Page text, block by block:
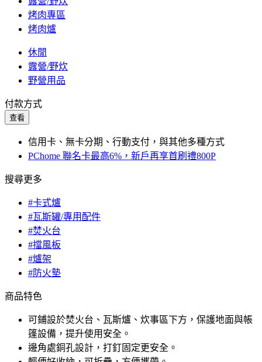
烤肉專區
烤肉爐
休閒
露營/野炊
野營用品
付款方式
查看
信用卡、無卡分期、行動支付，與其他多種方式
PChome 聯名卡最高6%，新戶再享首刷禮800P
搜尋更多
#卡式爐
#瓦斯罐/專用配件
#焚火台
#擋風板
#爐架
#防火墊
商品特色
可鋪設於焚火台、瓦斯爐、炊事區下方，保護地面與帳
篷設備，提升使用安全。
邊角處銅孔設計，打釘固定更安全。